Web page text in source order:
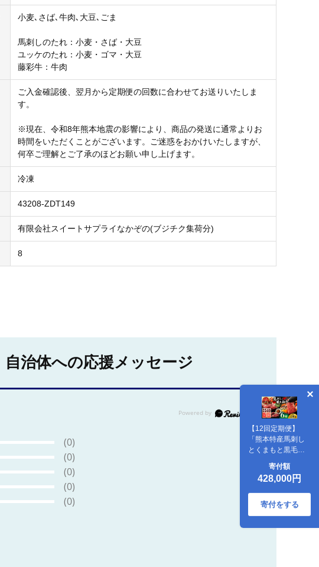
【12回定期便】
「熊本特産馬刺し
とくまもと黒毛和
牛」フジチクオリ
ジナル贅沢食べ比
べセット 3905【有
限会社 スイートサ
プライなかぞの】
[ZDT149]
寄付額
428,000円
寄付をする
小麦､さば､牛肉､大豆､ごま
馬刺しのたれ：小麦・さば・大豆
ユッケのたれ：小麦・ゴマ・大豆
藤彩牛：牛肉
ご入金確認後、翌月から定期便の回数に合わせてお送りいたしま
す。
※現在、令和8年熊本地震の影響により、商品の発送に通常よりお
時間をいただくことがございます。ご迷惑をおかけいたしますが、
何卒ご理解とご了承のほどお願い申し上げます。
冷凍
43208-ZDT149
有限会社スイートサプライなかぞの(ブジチク集荷分)
8
自治体への応援メッセージ
(0)
(0)
(0)
(0)
(0)